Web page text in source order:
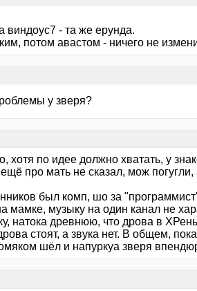
виндоус7 - та же ерунда.
потом авастом - ничего не
у зверя?
хотя по идее должно хватать, у
про мать не сказал, мож
был комп, шо за
мамке, музыку на один канал не
натока древнюю, что дрова в
стоят, а звука нет. В общем,
шёл и напуркуа зверя